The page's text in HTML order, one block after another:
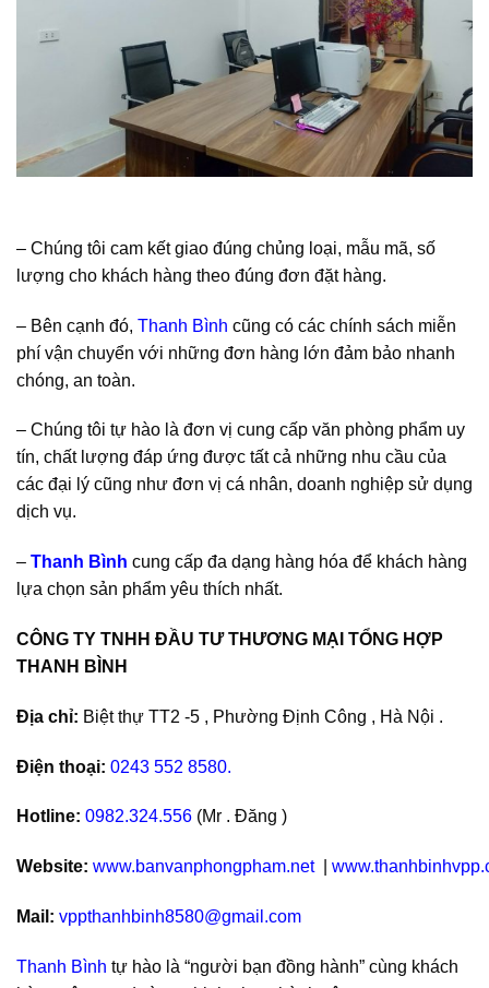
– Chúng tôi cam kết giao đúng chủng loại, mẫu mã, số
lượng cho khách hàng theo đúng đơn đặt hàng.
– Bên cạnh đó, Thanh Bình cũng có các chính sách miễn
phí vận chuyển với những đơn hàng lớn đảm bảo nhanh
chóng, an toàn.
– Chúng tôi tự hào là đơn vị cung cấp văn phòng phẩm uy
tín, chất lượng đáp ứng được tất cả những nhu cầu của
các đại lý cũng như đơn vị cá nhân, doanh nghiệp sử dụng
dịch vụ.
– Thanh Bình cung cấp đa dạng hàng hóa để khách hàng
lựa chọn sản phẩm yêu thích nhất.
CÔNG TY TNHH ĐẦU TƯ THƯƠNG MẠI TỔNG HỢP
THANH BÌNH
Địa chỉ: Biệt thự TT2 -5 , Phường Định Công , Hà Nội .
Điện thoại: 0243 552 8580.
Hotline: 0982.324.556 (Mr . Đăng )
Website: www.banvanphongpham.net
Mail: vppthanhbinh8580@gmail.com
Thanh Bình tự hào là “người bạn đồng hành” cùng khách